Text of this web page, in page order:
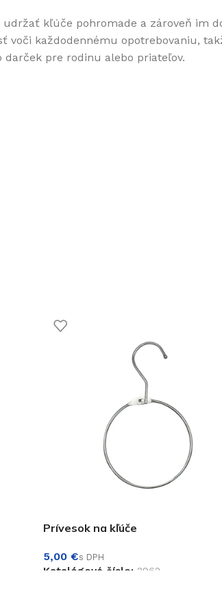
kľúče pohromade a zároveň im
každodennému opotrebovaniu,
darček pre rodinu alebo priateľov.
Prívesok na kľúče
€
Katalógové číslo: 2962